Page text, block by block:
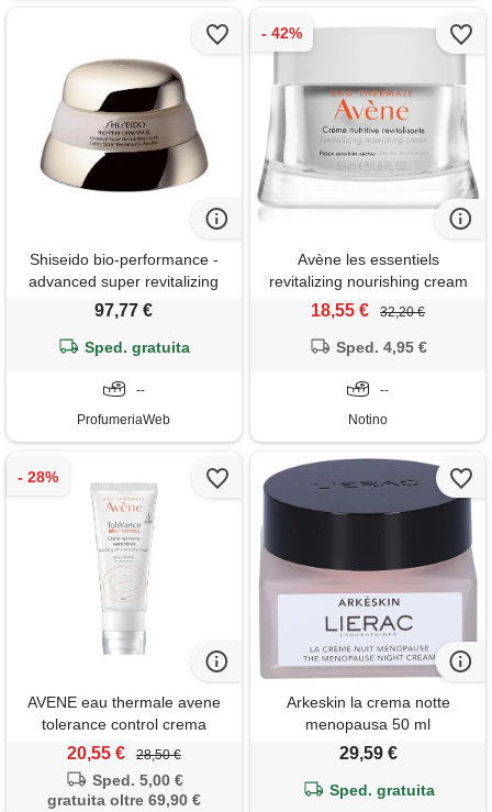
Shiseido bio-performance -
advanced super revitalizing
cream 75ml
97,77 €
Sped. gratuita
--
ProfumeriaWeb
Avène les essentiels
revitalizing nourishing cream
50 ml
18,55 € 32,20 €
Sped. 4,95 €
--
Notino
AVENE eau thermale avene
tolerance control crema
lenitiva riequilibrante 40 ml
20,55 € 28,50 €
Sped. 5,00 €
gratuita oltre 69,90 €
Arkeskin la crema notte
menopausa 50 ml
29,59 €
Sped. gratuita